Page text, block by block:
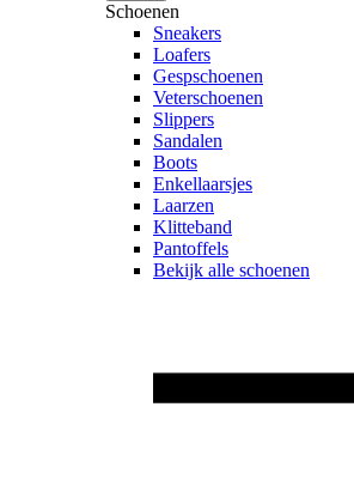
Schoenen
Sneakers
Loafers
Gespschoenen
Veterschoenen
Slippers
Sandalen
Boots
Enkellaarsjes
Laarzen
Klitteband
Pantoffels
Bekijk alle schoenen